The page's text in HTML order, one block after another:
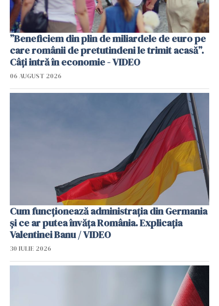
”Beneficiem din plin de miliardele de euro pe
care românii de pretutindeni le trimit acasă”.
Câți intră în economie - VIDEO
06 AUGUST 2026
Cum funcționează administrația din Germania
și ce ar putea învăța România. Explicația
Valentinei Banu / VIDEO
30 IULIE 2026